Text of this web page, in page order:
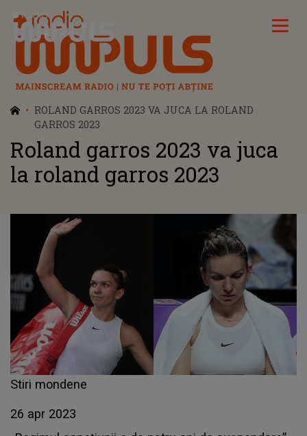
Radio Impuls
ROLAND GARROS 2023 VA JUCA LA ROLAND
GARROS 2023
Roland garros 2023 va juca
la roland garros 2023
Stiri mondene
26 apr 2023